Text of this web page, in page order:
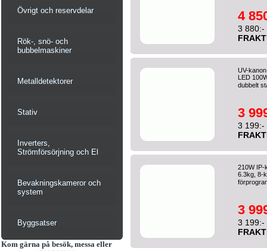
Övrigt och reservdelar
Rök-, snö- och
bubbelmaskiner
Metalldetektorer
Stativ
Inverters,
Strömförsörjning och El
Bevakningskameror och
system
Byggsatser
Kom gärna på besök, messa eller
4
3 880:-
UV-
LED
dubbelt
3
3 199:-
210W IP-
6.3kg, 8-
3
3 199:-